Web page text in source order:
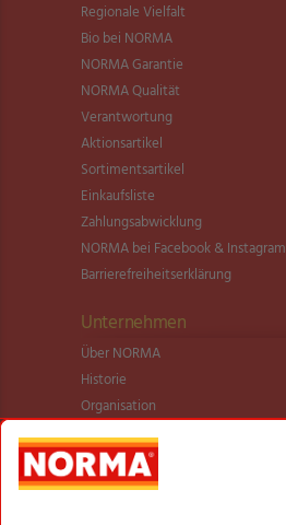
Regionale Vielfalt
Bio bei NORMA
NORMA Garantie
NORMA Qualität
Verantwortung
Aktionsartikel
Sortimentsartikel
Einkaufsliste
Zahlungsabwicklung
NORMA bei Facebook & Instagram
Barrierefreiheitserklärung
Unternehmen
Über NORMA
Historie
Organisation
International
Logistik
Filialnetz